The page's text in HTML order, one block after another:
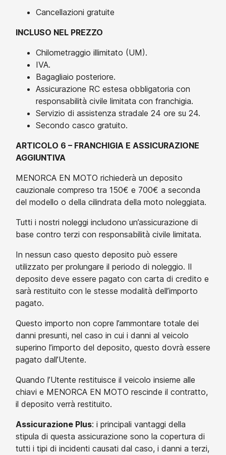
Cancellazioni gratuite
INCLUSO NEL PREZZO
Chilometraggio illimitato (UM).
IVA.
Bagagliaio posteriore.
Assicurazione RC estesa obbligatoria con
responsabilità civile limitata con franchigia.
Servizio di assistenza stradale 24 ore su 24.
Secondo casco gratuito.
ARTICOLO 6 – FRANCHIGIA E ASSICURAZIONE
AGGIUNTIVA
MENORCA EN MOTO richiederà un deposito
cauzionale compreso tra 150€ e 700€ a seconda
del modello o della cilindrata della moto noleggiata.
Tutti i nostri noleggi includono un’assicurazione di
base contro terzi con responsabilità civile limitata.
In nessun caso questo deposito può essere
utilizzato per prolungare il periodo di noleggio. Il
deposito deve essere pagato con carta di credito e
sarà restituito con le stesse modalità dell’importo
pagato.
Questo importo non copre l’ammontare totale dei
danni presunti, nel caso in cui i danni al veicolo
superino l’importo del deposito, questo dovrà essere
pagato dall’Utente.
Quando l’Utente restituisce il veicolo insieme alle
chiavi e MENORCA EN MOTO rescinde il contratto,
il deposito verrà restituito.
Assicurazione Plus: i principali vantaggi della
stipula di questa assicurazione sono la copertura di
tutti i tipi di incidenti causati dal caso, i danni a terzi,